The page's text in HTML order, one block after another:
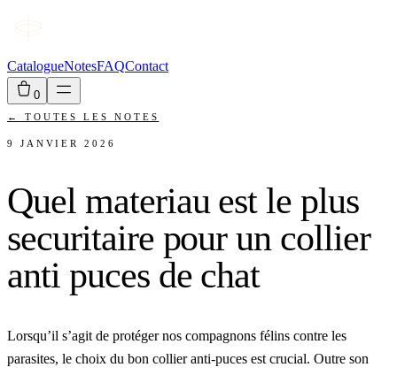
CatalogueNotesFAQContact
0
← TOUTES LES NOTES
9 JANVIER 2026
Quel materiau est le plus
securitaire pour un collier
anti puces de chat
Lorsqu’il s’agit de protéger nos compagnons félins contre les
parasites, le choix du bon collier anti-puces est crucial. Outre son